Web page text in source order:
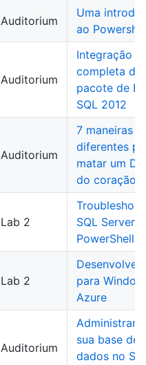
Auditorium
Uma
ao
Auditorium
Integração
completa do
pacote de BI
SQL 2012
Auditorium
7 maneiras
diferentes
matar um
do coração
Lab 2
SQL Server
PowerShell
Lab 2
para
Azure
Auditorium
sua base de
dados no